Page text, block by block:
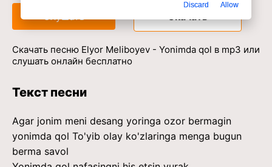
Слушать Скачать
Скачать песню Elyor Meliboyev - Yonimda qol в mp3 или
слушать онлайн бесплатно
Текст песни
Agar jonim meni desang yoringa ozor bermagin
yonimda qol To'yib olay ko'zlaringa menga bugun
berma savol
Discard Allow